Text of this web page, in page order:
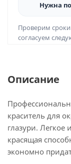
Нужна
Проверим сроки
согласуем
Описание
краситель для
глазури.
красящая
экономно